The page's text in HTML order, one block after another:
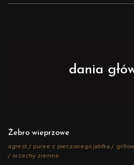
dania
Żebro wieprzowe
agrest / puree z pieczonego jabłka /
/ orzechy ziemne